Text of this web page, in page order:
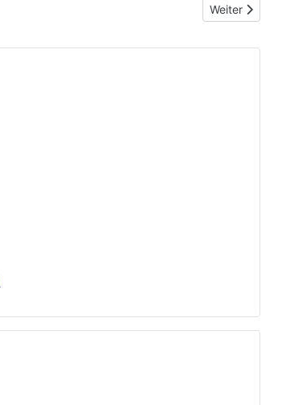
Nächster
Weiter